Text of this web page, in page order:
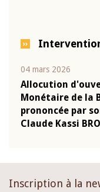
04 mars 2026
Allocution
Monétaire de la
prononcée par
Claude Kassi
Inscription à la